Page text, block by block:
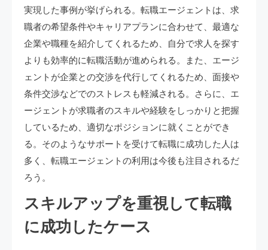
実現した事例が挙げられる。転職エージェントは、求
職者の希望条件やキャリアプランに合わせて、最適な
企業や職種を紹介してくれるため、自分で求人を探す
よりも効率的に転職活動が進められる。また、エージ
ェントが企業との交渉を代行してくれるため、面接や
条件交渉などでのストレスも軽減される。さらに、エ
ージェントが求職者のスキルや経験をしっかりと把握
しているため、適切なポジションに就くことができ
る。そのようなサポートを受けて転職に成功した人は
多く、転職エージェントの利用は今後も注目されるだ
ろう。
スキルアップを重視して転職
に成功したケース